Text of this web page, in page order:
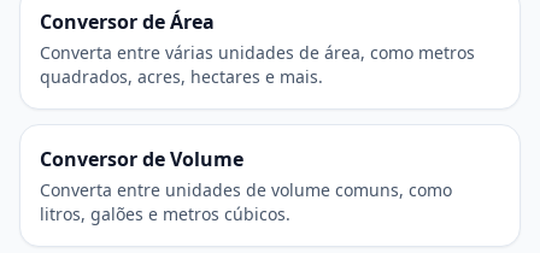
Conversor de Área
Converta entre várias unidades de área, como metros
quadrados, acres, hectares e mais.
Conversor de Volume
Converta entre unidades de volume comuns, como
litros, galões e metros cúbicos.